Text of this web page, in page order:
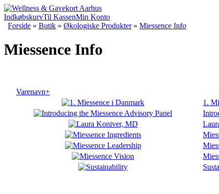
IndkøbskurvTil KassenMin Konto
Forside » Butik » Økologiske Produkter» Miessence Info
Miessence Info
Varenavn+
1.